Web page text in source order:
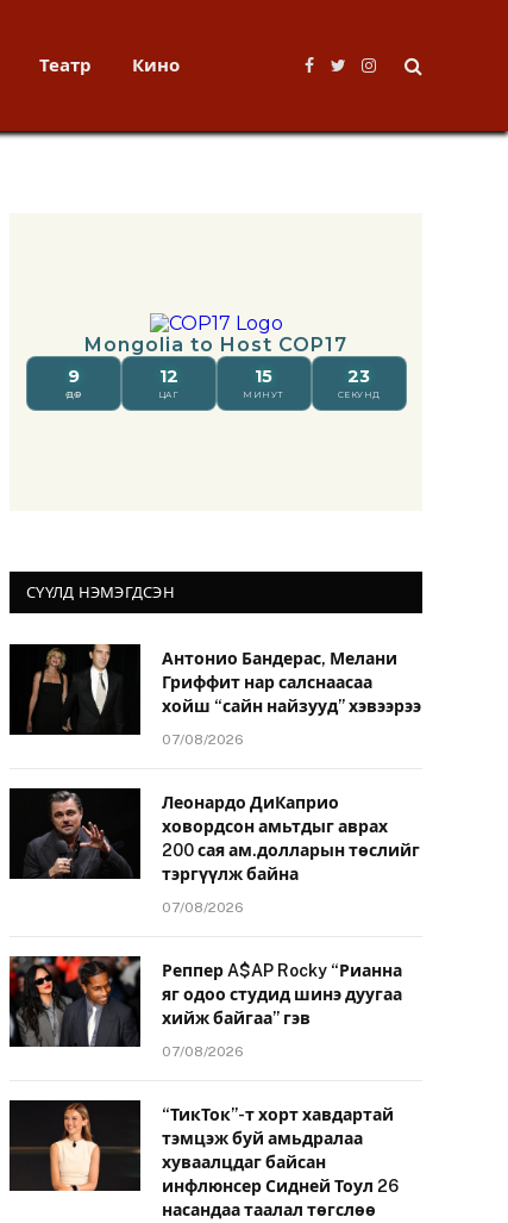
Театр Кино
Facebook
TwitterInstagram
СҮҮЛД НЭМЭГДСЭН
Антонио Бандерас, Мелани
Гриффит нар салснаасаа
хойш “сайн найзууд” хэвээрээ
07/08/2026
Леонардо ДиКаприо
ховордсон амьтдыг аврах
200 сая ам.долларын төслийг
тэргүүлж байна
07/08/2026
Реппер A$AP Rocky “Рианна
яг одоо студид шинэ дуугаа
хийж байгаа” гэв
07/08/2026
“ТикТок”-т хорт хавдартай
тэмцэж буй амьдралаа
хуваалцдаг байсан
инфлюнсер Сидней Тоул 26
насандаа таалал төгслөө